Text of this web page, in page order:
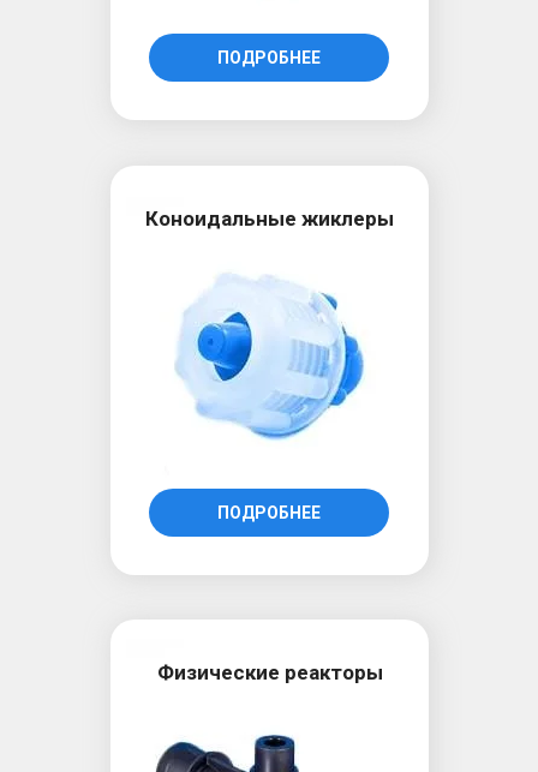
ПОДРОБНЕЕ
Коноидальные жиклеры
ПОДРОБНЕЕ
Физические реакторы